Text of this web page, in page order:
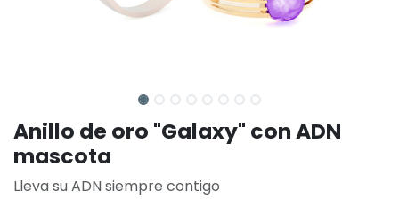
Anillo de oro "Galaxy" con ADN
mascota
Lleva su ADN siempre contigo